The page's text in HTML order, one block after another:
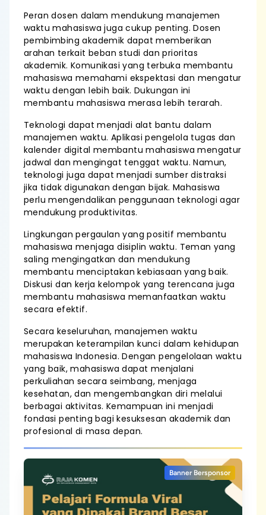
Peran dosen dalam mendukung manajemen
waktu mahasiswa juga cukup penting. Dosen
pembimbing akademik dapat memberikan
arahan terkait beban studi dan prioritas
akademik. Komunikasi yang terbuka membantu
mahasiswa memahami ekspektasi dan mengatur
waktu dengan lebih baik. Dukungan ini
membantu mahasiswa merasa lebih terarah.
Teknologi dapat menjadi alat bantu dalam
manajemen waktu. Aplikasi pengelola tugas dan
kalender digital membantu mahasiswa mengatur
jadwal dan mengingat tenggat waktu. Namun,
teknologi juga dapat menjadi sumber distraksi
jika tidak digunakan dengan bijak. Mahasiswa
perlu mengendalikan penggunaan teknologi agar
mendukung produktivitas.
Lingkungan pergaulan yang positif membantu
mahasiswa menjaga disiplin waktu. Teman yang
saling mengingatkan dan mendukung
membantu menciptakan kebiasaan yang baik.
Diskusi dan kerja kelompok yang terencana juga
membantu mahasiswa memanfaatkan waktu
secara efektif.
Secara keseluruhan, manajemen waktu
merupakan keterampilan kunci dalam kehidupan
mahasiswa Indonesia. Dengan pengelolaan waktu
yang baik, mahasiswa dapat menjalani
perkuliahan secara seimbang, menjaga
kesehatan, dan mengembangkan diri melalui
berbagai aktivitas. Kemampuan ini menjadi
fondasi penting bagi kesuksesan akademik dan
profesional di masa depan.
Banner Bersponsor